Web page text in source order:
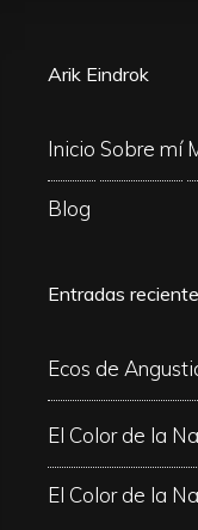
Arik Eindrok
Inicio Sobre mí
Blog
Entradas
Ecos de
El Color de la
El Color de la